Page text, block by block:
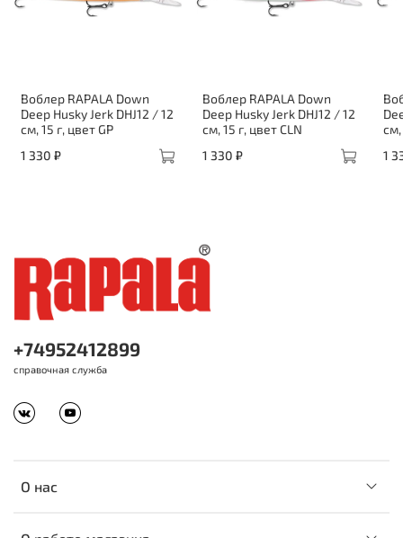
Воблер RAPALA Down
Deep Husky Jerk DHJ12 / 12
см, 15 г, цвет GP
1 330 ₽
Воблер RAPALA Down
Deep Husky Jerk DHJ12 / 12
см, 15 г, цвет CLN
1 330 ₽
см,
1
О нас
+74952412899
справочная служба